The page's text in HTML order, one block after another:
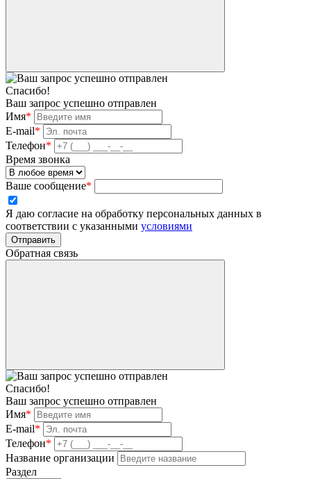
Спасибо!
Ваш запрос успешно отправлен
Имя*
E-mail*
Телефон*
Время звонка
Ваше сообщение*
Я даю согласие на обработку персональных данных в
соответствии с указанными условиями
Отправить
Обратная связь
Спасибо!
Ваш запрос успешно отправлен
Имя*
E-mail*
Телефон*
Название организации
Раздел